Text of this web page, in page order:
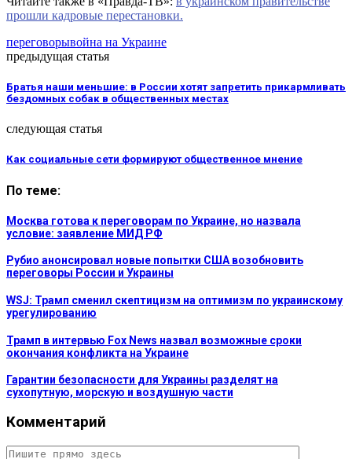
прошли кадровые перестановки.
переговорывойна на Украине
предыдущая статья
Братья наши меньшие: в России хотят запретить прикармливать
бездомных собак в общественных местах
следующая статья
Как социальные сети формируют общественное мнение
По теме:
Москва готова к переговорам по Украине, но назвала
условие: заявление МИД РФ
Рубио анонсировал новые попытки США возобновить
переговоры России и Украины
WSJ: Трамп сменил скептицизм на оптимизм по украинскому
урегулированию
Трамп в интервью Fox News назвал возможные сроки
окончания конфликта на Украине
Гарантии безопасности для Украины разделят на
сухопутную, морскую и воздушную части
Комментарий